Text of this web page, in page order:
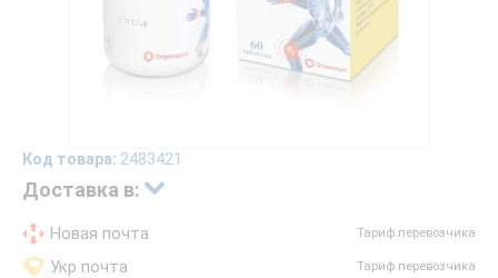
Код товара: 2483421
Доставка в:
Новая почта Тариф перевозчика
Укр почта Тариф перевозчика